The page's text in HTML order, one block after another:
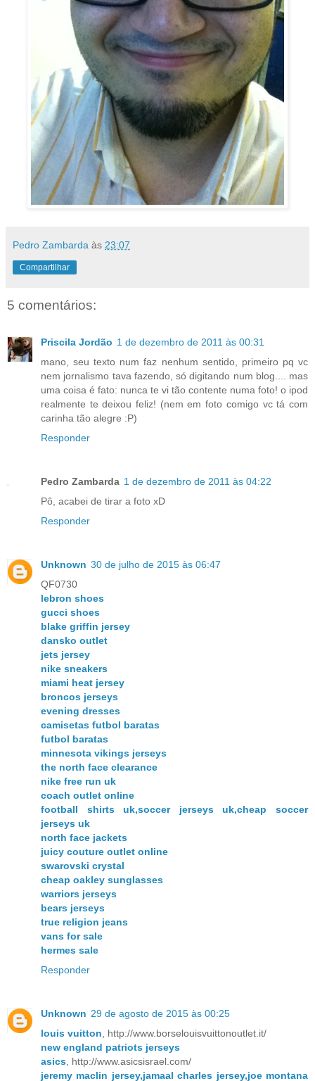
Pedro Zambarda às 23:07
Compartilhar
5 comentários:
Priscila Jordão 1 de dezembro de 2011 às 00:31
mano, seu texto num faz nenhum sentido, primeiro pq vc
nem jornalismo tava fazendo, só digitando num blog.... mas
uma coisa é fato: nunca te vi tão contente numa foto! o ipod
realmente te deixou feliz! (nem em foto comigo vc tá com
carinha tão alegre :P)
Responder
Pedro Zambarda 1 de dezembro de 2011 às 04:22
Pô, acabei de tirar a foto xD
Responder
Unknown 30 de julho de 2015 às 06:47
QF0730
lebron shoes
gucci shoes
blake griffin jersey
dansko outlet
jets jersey
nike sneakers
miami heat jersey
broncos jerseys
evening dresses
camisetas futbol baratas
futbol baratas
minnesota vikings jerseys
the north face clearance
nike free run uk
coach outlet online
football shirts uk,soccer jerseys uk,cheap soccer
jerseys uk
north face jackets
juicy couture outlet online
swarovski crystal
cheap oakley sunglasses
warriors jerseys
bears jerseys
true religion jeans
vans for sale
hermes sale
Responder
Unknown 29 de agosto de 2015 às 00:25
louis vuitton , http://www.borselouisvuittonoutlet.it/
new england patriots jerseys
asics , http://www.asicsisrael.com/
jeremy maclin jersey,jamaal charles jersey,joe montana